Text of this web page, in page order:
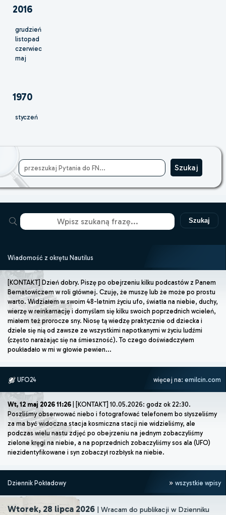
2016
grudzień
listopad
czerwiec
maj
1970
styczeń
Szukaj
Wiadomość z okrętu Nautilus
[KONTAKT] Dzień dobry. Piszę po obejrzeniu kilku podcastów z Panem
Bernatowiczem w roli głównej. Czuję, że muszę lub że może po prostu
warto. Widziałem w swoim 48-letnim życiu ufo, światła na niebie, duchy,
wierzę w reinkarnację i domyślam się kilku swoich poprzednich wcieleń,
miałem też prorocze sny. Niosę tą wiedzę praktycznie od dziecka i
dziele się nią od zawsze ze wszystkimi napotkanymi w życiu ludźmi
(często narażając się na śmieszność). To czego doświadczyłem
poukładało w mi w głowie pewien...
UFO24 więcej na: emilcin.com
Wt, 12 maj 2026 11:26 | [KONTAKT] 10.05.2026: godz ok 22:30.
Poszliśmy obserwować niebo i fotografować telefonem bo słyszeliśmy
za ma być widoczna stacja kosmiczna stacji nie widzieliśmy, ale
podczas wielu nastu zdjęć po obejrzeniu na jednym zobaczyliśmy
zielone kręgi na niebie, a na poprzednich zobaczyliśmy sos ala (UFO)
niezidentyfikowane i syn zobaczył rozbłysk na niebie.
Dziennik Pokładowy wszystkie wpisy
Wtorek, 28 lipca 2026 | Wracam do publikacji w Dzienniku